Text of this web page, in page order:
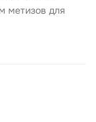
метизов для